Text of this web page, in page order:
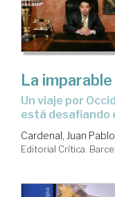
La
un viaje por Occidente para entender cómo China
está desafiando
Cardenal, Juan Pablo
Editorial Crítica.